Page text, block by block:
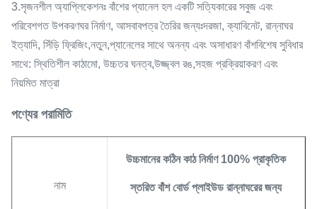
3.সৃজনশীল অ্যাপ্লিকেশনঃ বাঁশের প্যানেল হল একটি সত্যিকারের সবুজ এবং
পরিবেশগত উপকরণঘর নির্মাণ, আসবাবপত্র তৈরির জন্যঃদরজা, ক্যাবিনেট, রান্নাঘর
ইত্যাদি, সিঁড়ি ফ্রিজিং,নতুন,প্যানেলের সাথে অনন্য এবং অসাধারণ বাঁশবিশেষ সুবিধার
সাথে: স্থিতিশীল কাঠামো, উচ্চতর ঘনত্ব,উজ্জ্বল রঙ,সহজ প্রক্রিয়াকরণ এবং
নিয়মিত মাত্রা
পণ্যের পরামিতি
নাম
উচ্চমানের কঠিন কাঠ নির্মাণ 100% প্রাকৃতিক
স্তরিত বাঁশ বোর্ড প্লাইউড রান্নাঘরের জন্য